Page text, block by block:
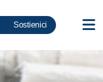
Sostienici